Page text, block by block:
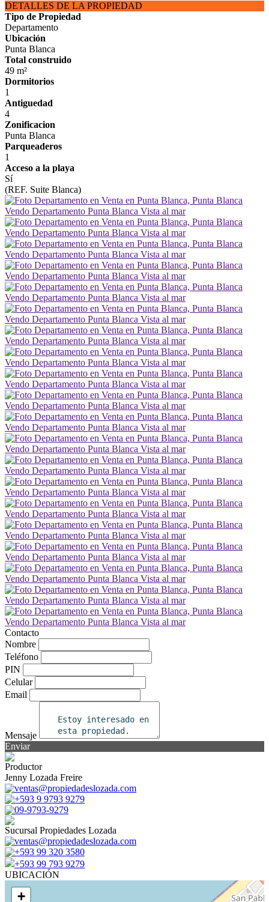
DETALLES DE LA PROPIEDAD
Tipo de Propiedad
Departamento
Ubicación
Punta Blanca
Total construido
49 m²
Dormitorios
1
Antiguedad
4
Zonificacion
Punta Blanca
Parqueaderos
1
Acceso a la playa
Sí
(REF. Suite Blanca)
Contacto
Nombre
Teléfono
PIN
Celular
Email
Mensaje
Enviar
Productor
Jenny Lozada Freire
ventas@propiedadeslozada.com
+593 9 9793 9279
09-9793-9279
Sucursal Propiedades Lozada
ventas@propiedadeslozada.com
+593 99 320 3580
+593 99 793 9279
UBICACIÓN
+